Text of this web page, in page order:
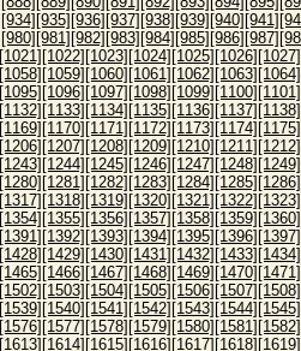
[934] [935] [936] [937] [938] [939] [940] [941] [94
[980] [981] [982] [983] [984] [985] [986] [987] [98
[1021] [1022] [1023] [1024] [1025] [1026] [1027]
[1058] [1059] [1060] [1061] [1062] [1063] [1064]
[1095] [1096] [1097] [1098] [1099] [1100] [1101]
[1132] [1133] [1134] [1135] [1136] [1137] [1138]
[1169] [1170] [1171] [1172] [1173] [1174] [1175]
[1206] [1207] [1208] [1209] [1210] [1211] [1212]
[1243] [1244] [1245] [1246] [1247] [1248] [1249]
[1280] [1281] [1282] [1283] [1284] [1285] [1286]
[1317] [1318] [1319] [1320] [1321] [1322] [1323]
[1354] [1355] [1356] [1357] [1358] [1359] [1360]
[1391] [1392] [1393] [1394] [1395] [1396] [1397]
[1428] [1429] [1430] [1431] [1432] [1433] [1434]
[1465] [1466] [1467] [1468] [1469] [1470] [1471]
[1502] [1503] [1504] [1505] [1506] [1507] [1508]
[1539] [1540] [1541] [1542] [1543] [1544] [1545]
[1576] [1577] [1578] [1579] [1580] [1581] [1582]
[1613] [1614] [1615] [1616] [1617] [1618] [1619]